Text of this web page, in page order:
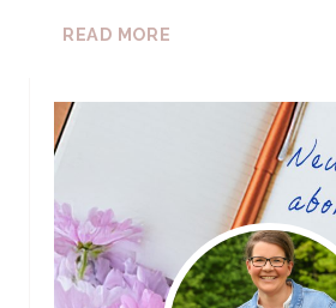
READ MORE
HINTERWÄLDLER